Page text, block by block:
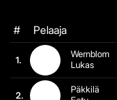
# Pelaaja
1.
Wernblom
Lukas
2.
Päkkilä